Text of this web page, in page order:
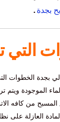
بجدة.
التي
بجدة الخطوات
الموجودة ويتم
من كافه
العازلة على